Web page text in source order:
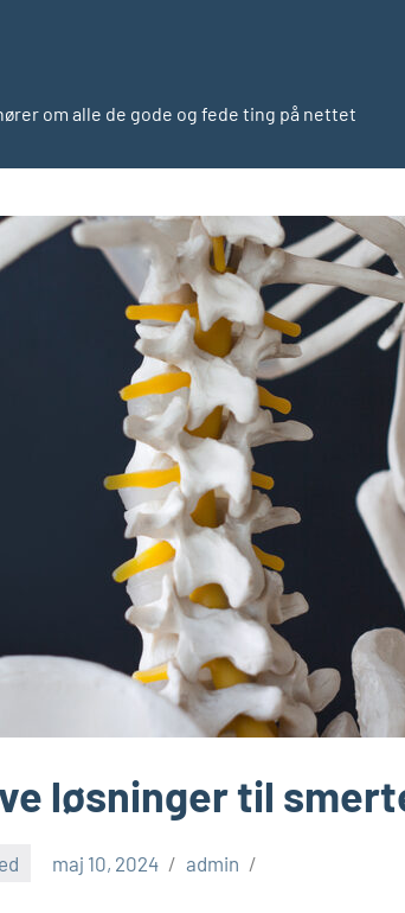
om alle de gode og fede ting på nettet
løsninger til
maj 10, 2024 admin